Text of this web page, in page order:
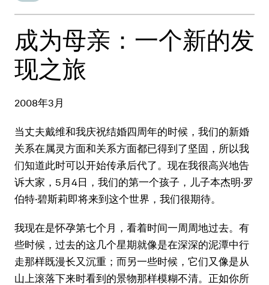
成为母亲：一个新的发
现之旅
2008年3月
当丈夫戴维和我庆祝结婚四周年的时候，我们的新婚
关系在属灵方面和关系方面都已得到了坚固，所以我
们知道此时可以开始传承后代了。现在我很高兴地告
诉大家，5月4日，我们的第一个孩子，儿子本杰明·罗
伯特·碧斯莉即将来到这个世界，我们很期待。
我现在是怀孕第七个月，看着时间一周周地过去。有
些时候，过去的这几个星期就像是在深深的泥潭中行
走那样既漫长又沉重；而另一些时候，它们又像是从
山上滚落下来时看到的景物那样模糊不清。正如你所